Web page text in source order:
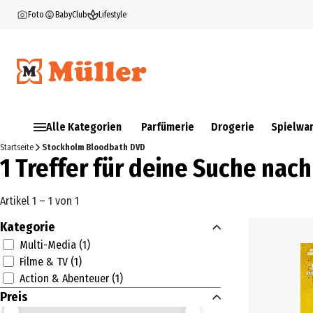
Foto BabyClub Lifestyle
Alle Kategorien Parfümerie Drogerie
Startseite Stockholm Bloodbath DVD
1 Treffer für deine Suche
Artikel 1 – 1 von 1
Kategorie
Multi-Media (1)
Filme & TV (1)
Action & Abenteuer (1)
Preis